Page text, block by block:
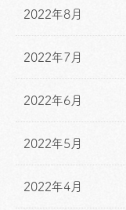
2022年8月
2022年7月
2022年6月
2022年5月
2022年4月